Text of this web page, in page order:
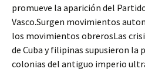
promueve la aparición del
Vasco.Surgen movimientos
los movimientos obrerosLas
de Cuba y filipinas supusieron la
colonias del antiguo imperio